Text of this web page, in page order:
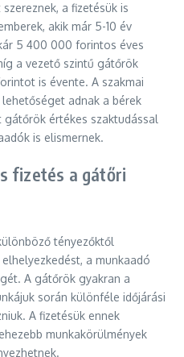
a fizetésük is
akik már 5-10 év
5 400 000 forintos éves
a vezető szintű gátőrök
is évente. A szakmai
adnak a bérek
értékes szaktudással
is elismernek.
fizetés a gátőri
tényezőktől
a munkaadó
A gátőrök gyakran a
során különféle időjárási
A fizetésük ennek
munkakörülmények